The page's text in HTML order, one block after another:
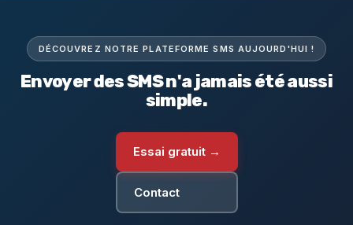
DÉCOUVREZ NOTRE PLATEFORME SMS AUJOURD'HUI !
Envoyer des SMS n'a jamais été aussi
simple.
Essai gratuit →
Contact